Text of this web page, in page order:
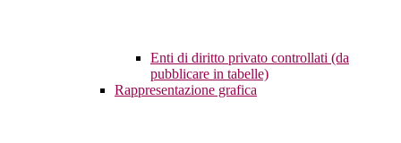
Enti di diritto privato controllati (da
pubblicare in tabelle)
Rappresentazione grafica